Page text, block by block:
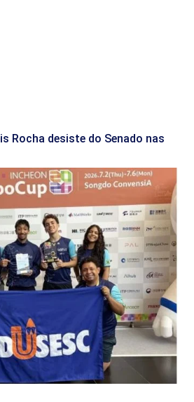
Rocha desiste do Senado nas